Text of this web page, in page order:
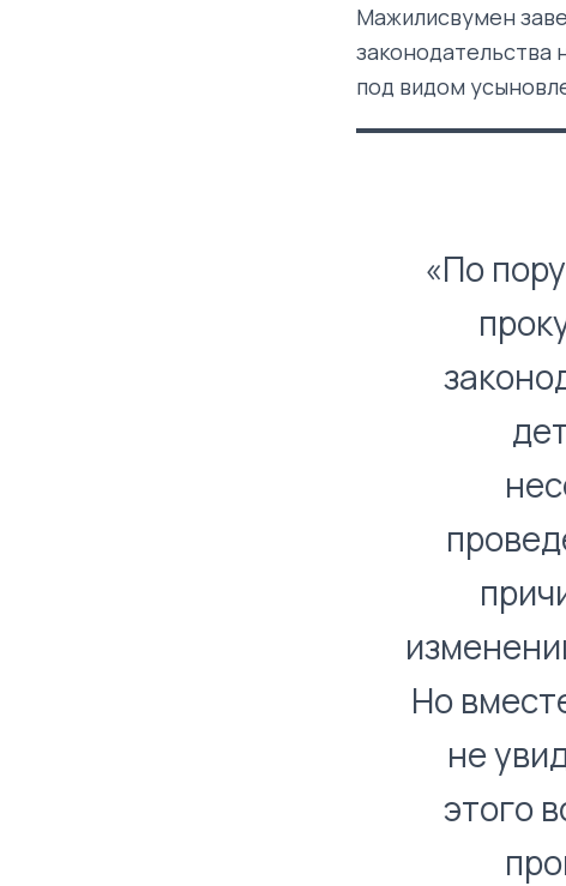
Мажилисвумен
законодательства
под видом
«По
Но
не
этого